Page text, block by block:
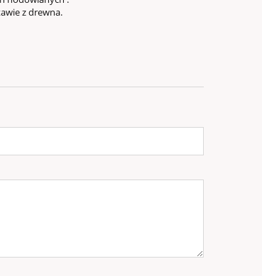
z drewna.